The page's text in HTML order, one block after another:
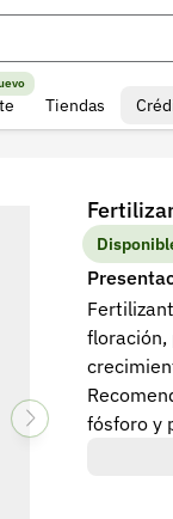
Tiendas
floración,
fósforo y